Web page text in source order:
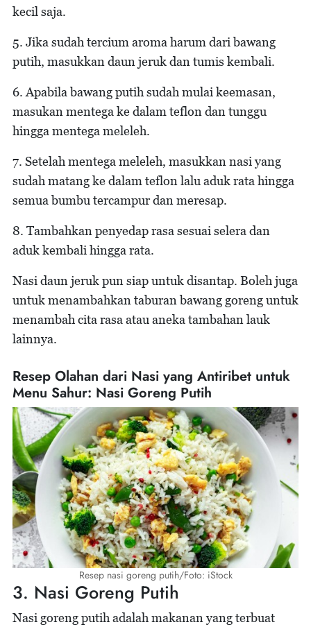
kecil saja.
5. Jika sudah tercium aroma harum dari bawang
putih, masukkan daun jeruk dan tumis kembali.
6. Apabila bawang putih sudah mulai keemasan,
masukan mentega ke dalam teflon dan tunggu
hingga mentega meleleh.
7. Setelah mentega meleleh, masukkan nasi yang
sudah matang ke dalam teflon lalu aduk rata hingga
semua bumbu tercampur dan meresap.
8. Tambahkan penyedap rasa sesuai selera dan
aduk kembali hingga rata.
Nasi daun jeruk pun siap untuk disantap. Boleh juga
untuk menambahkan taburan bawang goreng untuk
menambah cita rasa atau aneka tambahan lauk
lainnya.
Resep Olahan dari Nasi yang Antiribet untuk
Menu Sahur: Nasi Goreng Putih
Resep nasi goreng putih/Foto: iStock
3. Nasi Goreng Putih
Nasi goreng putih adalah makanan yang terbuat